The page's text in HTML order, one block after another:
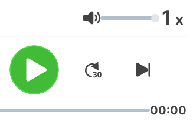
pracy dla jednego wiodącego
klienta z realizacją innych
projektów. Takie bycie jedną
nogą przedsiębiorcą a jedną
pracownikiem nie zawsze musi
oznaczać etap przejściowy do
własnej firmy, niektórzy dobrze
Głośność 1 x
00:00